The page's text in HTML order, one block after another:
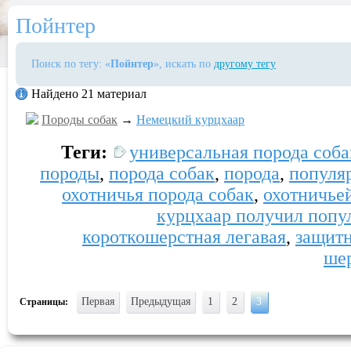
Пойнтер
Поиск по тегу: «Пойнтер», искать по другому тегу
Найдено 21 материал
Породы собак → Немецкий курцхаар
Теги:
универсальная порода
породы, порода собак, порода,
охотничья порода собак,
курцхаар получил
короткошерстная легавая,
Страницы: Первая Предыдущая 1 2 3